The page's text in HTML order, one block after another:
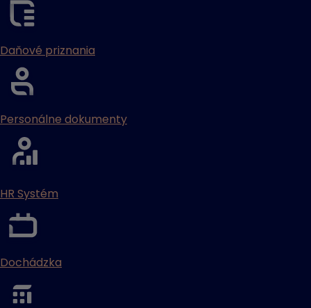
Daňové priznania
Personálne dokumenty
HR Systém
Dochádzka